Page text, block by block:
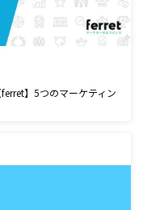
】5つのマーケティン